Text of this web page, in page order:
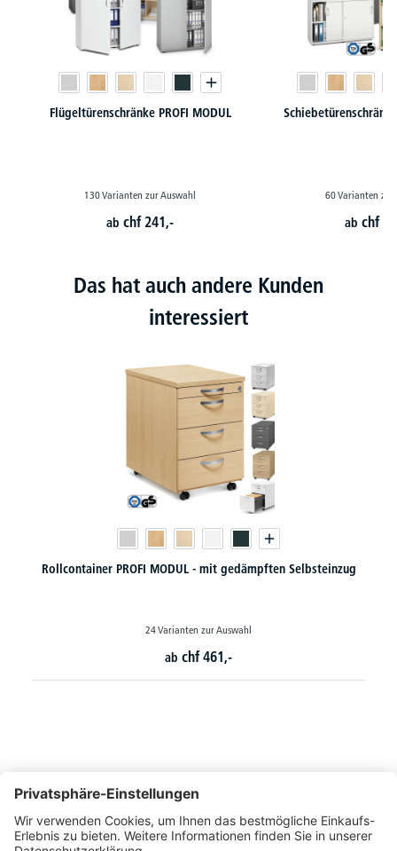
Flügeltürenschränke PROFI MODUL
130 Varianten zur Auswahl
abchf 241,-
60 Varianten zur
abchf
Das hat auch andere Kunden
interessiert
Standcontainer PROFI MODUL - mit gedämpftem Selbsteinzug
18 Varianten zur Auswahl
abchf 604,-
Montags bis Freitags von 08:30 - 17:00 Uhr
+41 44 240 / 11 55